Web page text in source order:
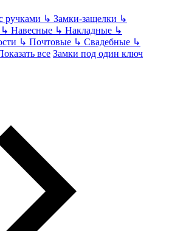
ручками ↳ Замки-защелки ↳
↳ Навесные ↳ Накладные ↳
↳ Почтовые ↳ Свадебные ↳
все Замки под один ключ